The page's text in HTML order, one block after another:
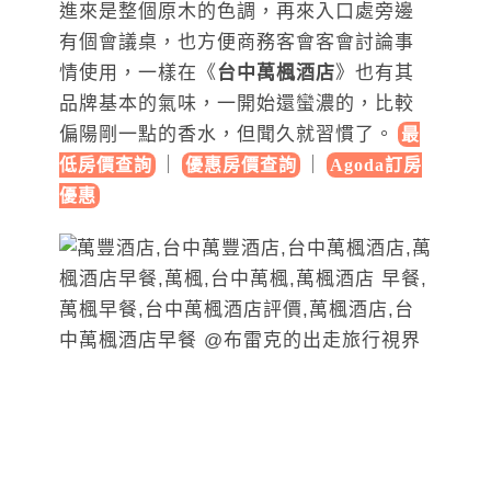
進來是整個原木的色調，再來入口處旁邊
有個會議桌，也方便商務客會客會討論事
情使用，一樣在《台中萬楓酒店》也有其
品牌基本的氣味，一開始還蠻濃的，比較
偏陽剛一點的香水，但聞久就習慣了。
最
低房價查詢
優惠房價查詢
Agoda訂房
優惠